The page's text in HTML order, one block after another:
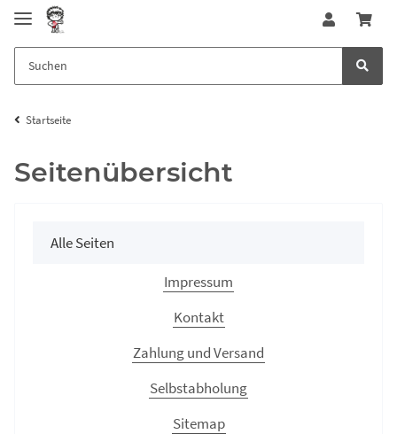
Startseite
Seitenübersicht
Alle Seiten
Impressum
Kontakt
Zahlung und Versand
Selbstabholung
Sitemap